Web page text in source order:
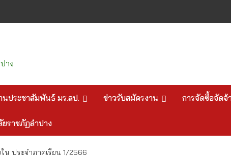
าง
นประชาสัมพันธ์ มร.ลป. ข่าวรับสมัครงาน การจัดซื้อจัดจ้
ราชภัฏลำปาง
ประจำภาคเรียน 1/2566